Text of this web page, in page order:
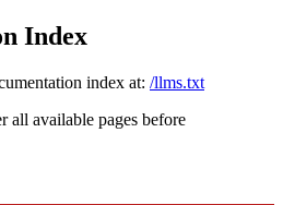
Index
index at: /llms.txt
all available pages before